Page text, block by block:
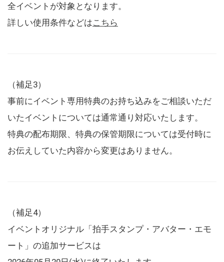
全イベントが対象となります。
詳しい使用条件などはこちら
（補足3）
事前にイベント専用特典のお持ち込みをご相談いただ
いたイベントについては通常通り対応いたします。
特典の配布期限、特典の保管期限については受付時に
お伝えしていた内容から変更はありません。
（補足4）
イベントオリジナル「拍手スタンプ・アバター・エモ
ート」の追加サービスは